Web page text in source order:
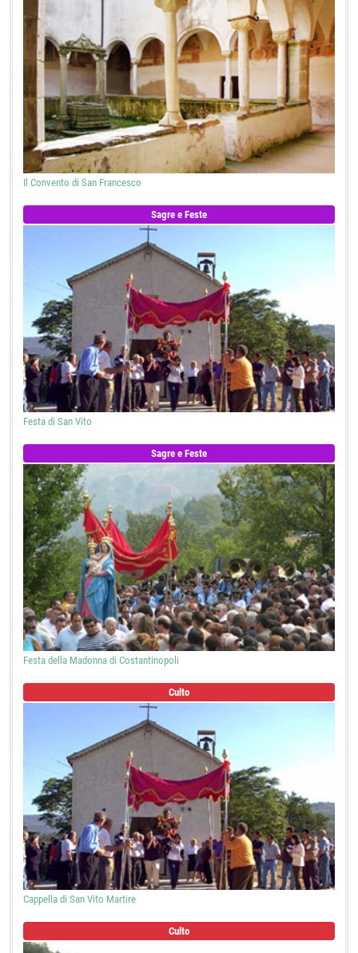
Il Convento di San Francesco
Sagre e Feste
Festa di San Vito
Sagre e Feste
Festa della Madonna di Costantinopoli
Culto
Cappella di San Vito Martire
Culto